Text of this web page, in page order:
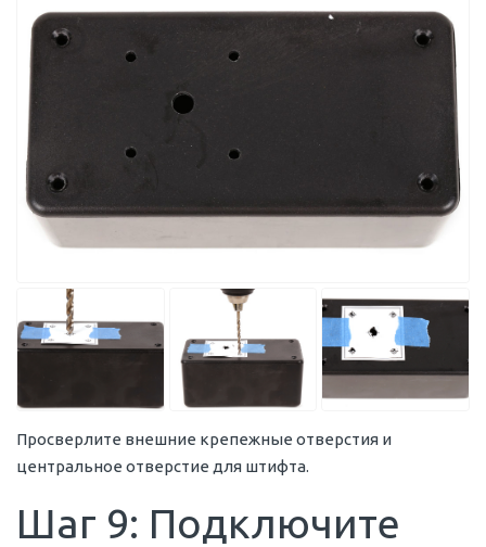
Просверлите внешние крепежные отверстия и
центральное отверстие для штифта.
Шаг 9: Подключите